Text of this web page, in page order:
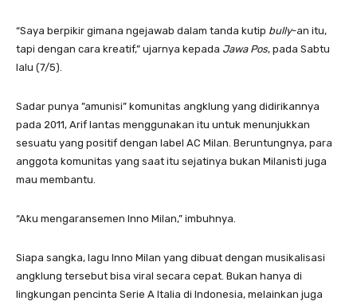
“Saya berpikir gimana ngejawab dalam tanda kutip bully-an itu,
tapi dengan cara kreatif,” ujarnya kepada Jawa Pos, pada Sabtu
lalu (7/5).
Sadar punya ”amunisi” komunitas angklung yang didirikannya
pada 2011, Arif lantas menggunakan itu untuk menunjukkan
sesuatu yang positif dengan label AC Milan. Beruntungnya, para
anggota komunitas yang saat itu sejatinya bukan Milanisti juga
mau membantu.
“Aku mengaransemen Inno Milan,” imbuhnya.
Siapa sangka, lagu Inno Milan yang dibuat dengan musikalisasi
angklung tersebut bisa viral secara cepat. Bukan hanya di
lingkungan pencinta Serie A Italia di Indonesia, melainkan juga